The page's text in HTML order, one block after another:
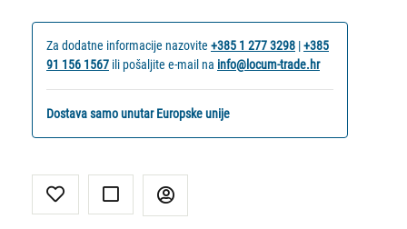
Za dodatne informacije nazovite +385 1 277 3298 |+385
91 156 1567 ili pošaljite e-mail na info@locum-trade.hr
Dostava samo unutar Europske unije